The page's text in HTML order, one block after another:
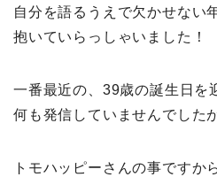
自分を語るうえで欠かせない
抱いていらっしゃいました！
一番最近の、39歳の誕生日を
何も発信していませんでした
トモハッピーさんの事ですか